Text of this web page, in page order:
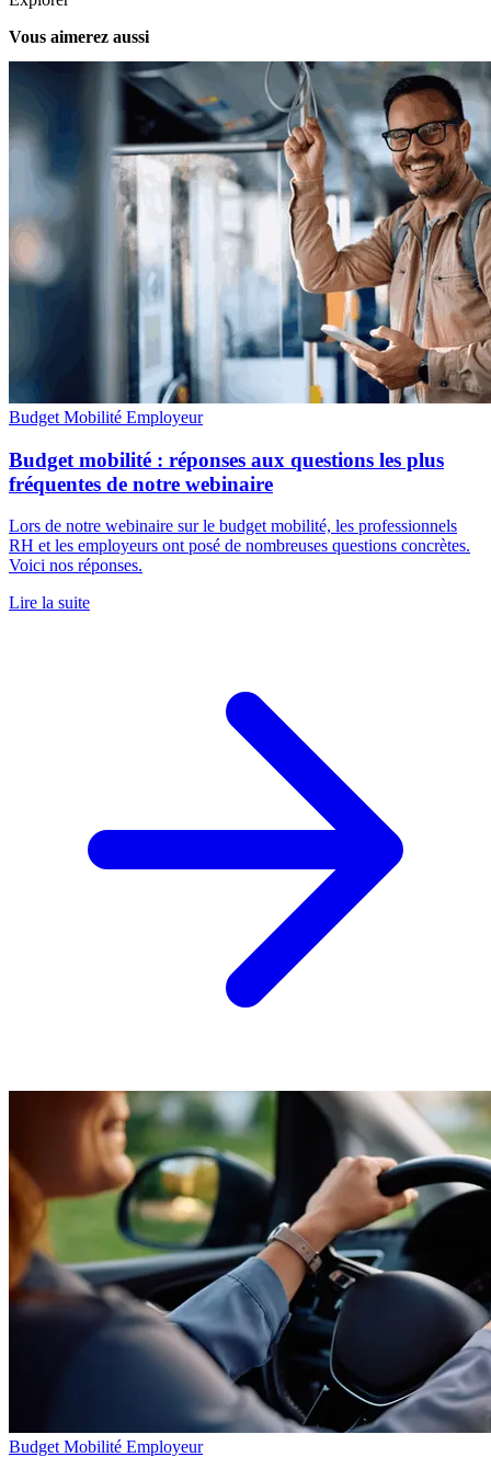
Vous aimerez aussi
Budget Mobilité Employeur
Budget mobilité : réponses aux questions les plus
fréquentes de notre webinaire
Lors de notre webinaire sur le budget mobilité, les professionnels
RH et les employeurs ont posé de nombreuses questions concrètes.
Voici nos réponses.
Lire la suite
Budget Mobilité Employeur